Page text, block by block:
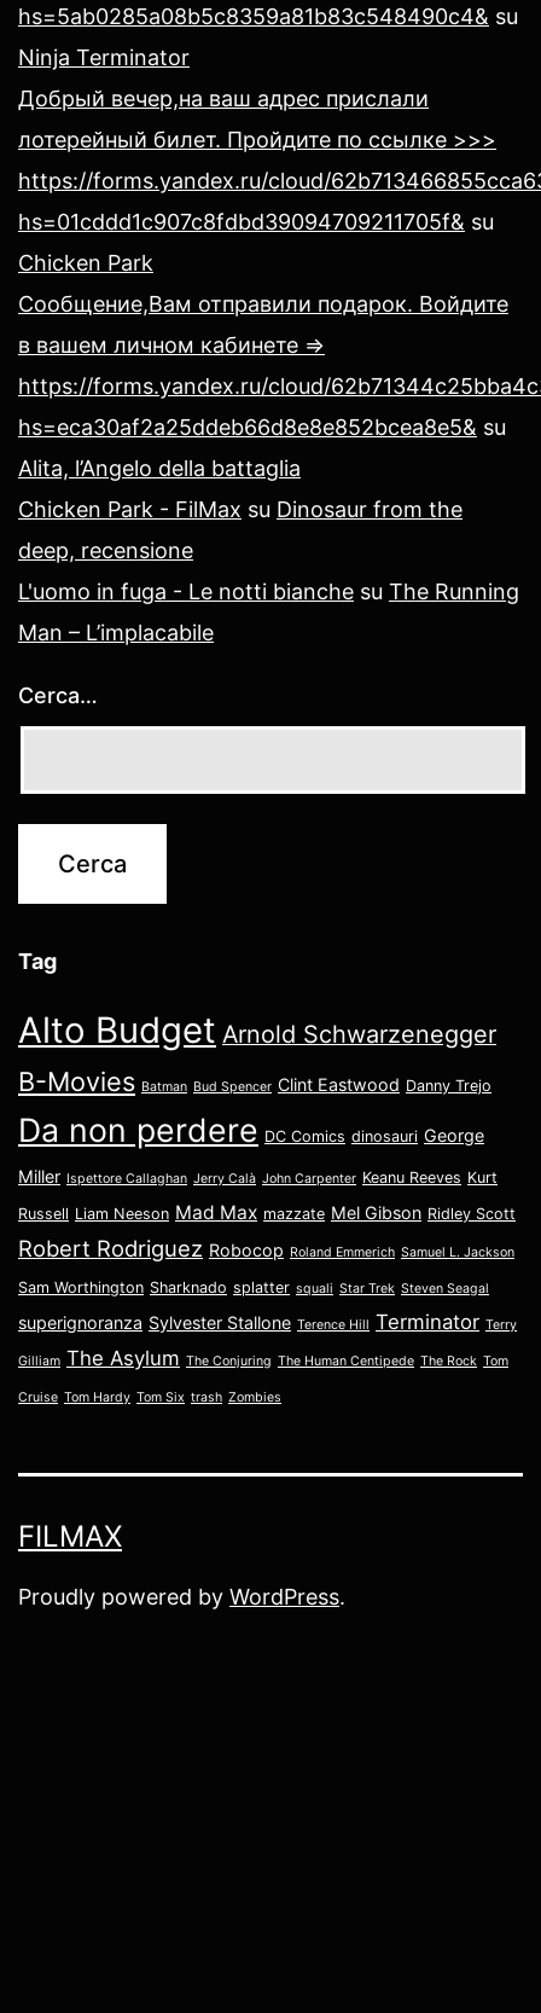
hs=5ab0285a08b5c8359a81b83c548490c4& su
Ninja Terminator
Добрый вечер,на ваш адрес прислали
лотерейный билет. Пройдите по ссылке >>>
https://forms.yandex.ru/cloud/
hs=01cddd1c907c8fdbd39094709211705f& su
Chicken Park
Сообщение,Вам отправили подарок. Войдите
в вашем личном кабинете =>
https://forms.yandex.ru/cloud/
hs=eca30af2a25ddeb66d8e8e852bcea8e5& su
Alita, l’Angelo della battaglia
Chicken Park - FilMax su Dinosaur from the
deep, recensione
L'uomo in fuga - Le notti bianche su The Running
Man – L’implacabile
Cerca…
Tag
Alto Budget Arnold Schwarzenegger
B-Movies Batman Bud Spencer Clint Eastwood Danny Trejo
Da non perdere DC Comics dinosauri George
Miller Ispettore Callaghan Jerry Calà John Carpenter Keanu Reeves Kurt
Russell Liam Neeson Mad Max mazzate Mel Gibson Ridley Scott
Robert Rodriguez Robocop Roland Emmerich Samuel L. Jackson
Sam Worthington Sharknado splatter squali Star Trek Steven Seagal
superignoranza Sylvester Stallone Terence Hill Terminator Terry
Gilliam The Asylum The Conjuring The Human Centipede The Rock Tom
Cruise Tom Hardy Tom Six trash Zombies
FILMAX
Proudly powered by WordPress.